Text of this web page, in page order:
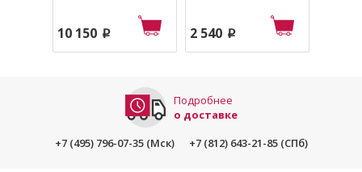
10 150 p 2 540 p
Подробнее
о доставке
+7 (495) 796-07-35 (Мск)
+7 (812) 643-21-85 (СПб)